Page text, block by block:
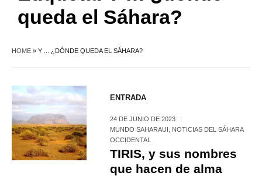
queda el Sáhara?
HOME » Y ... ¿DÓNDE QUEDA EL SÁHARA?
ENTRADA
24 DE JUNIO DE 2023
MUNDO SAHARAUI
NOTICIAS DEL SÁHARA
OCCIDENTAL
TIRIS, y sus nombres
que hacen de alma